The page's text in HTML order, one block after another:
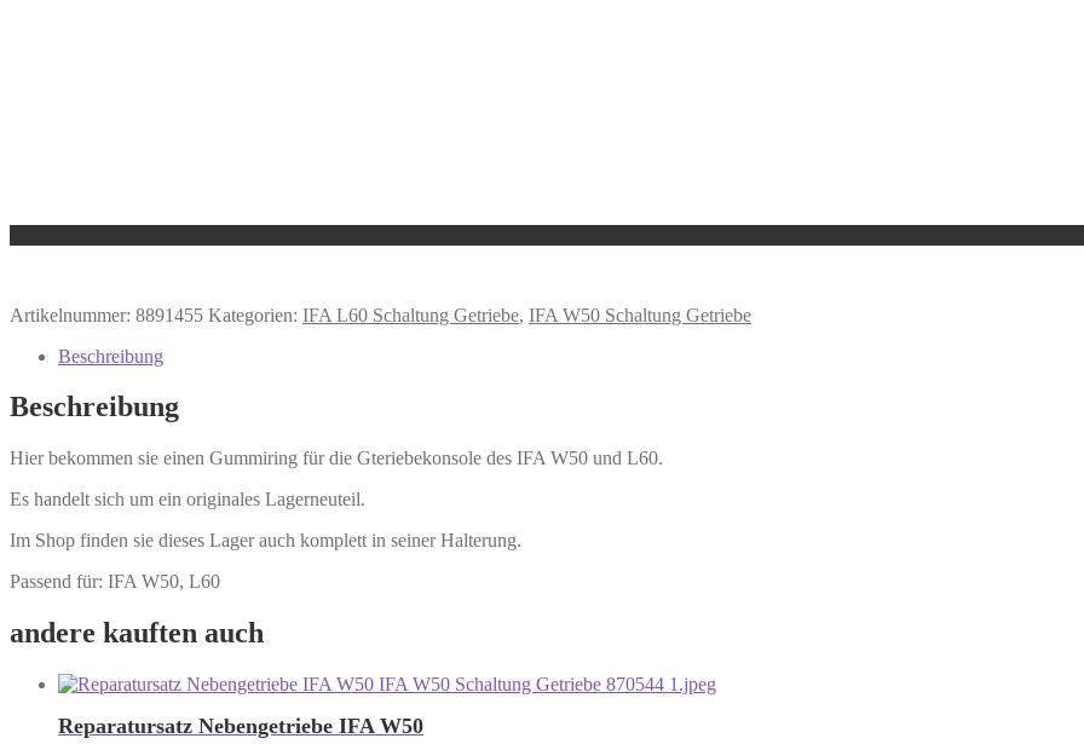
Artikelnummer: 8891455 Kategorien: IFA L60 Schaltung Getriebe, IFA W50 Schaltung Getriebe
Beschreibung
Beschreibung
Hier bekommen sie einen Gummiring für die Gteriebekonsole des IFA W50 und L60.
Es handelt sich um ein originales Lagerneuteil.
Im Shop finden sie dieses Lager auch komplett in seiner Halterung.
Passend für: IFA W50, L60
andere kauften auch
Reparatursatz Nebengetriebe IFA W50